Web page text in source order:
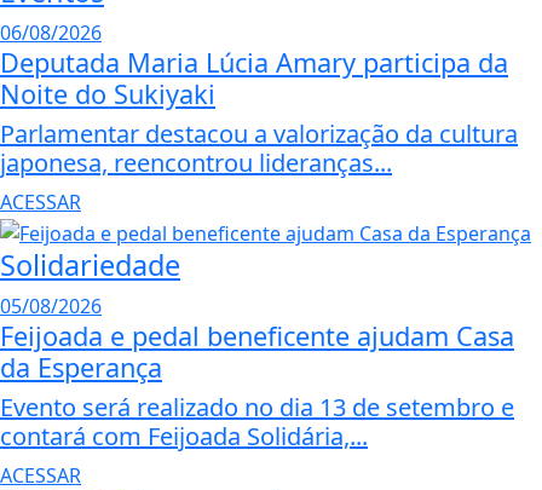
06/08/2026
Deputada Maria Lúcia Amary participa da
Noite do Sukiyaki
Parlamentar destacou a valorização da cultura
japonesa, reencontrou lideranças...
ACESSAR
Solidariedade
05/08/2026
Feijoada e pedal beneficente ajudam Casa
da Esperança
Evento será realizado no dia 13 de setembro e
contará com Feijoada Solidária,...
ACESSAR